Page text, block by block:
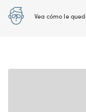
Vea cómo le